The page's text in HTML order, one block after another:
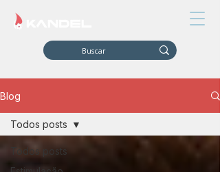
Blog
Todos posts
Todos posts